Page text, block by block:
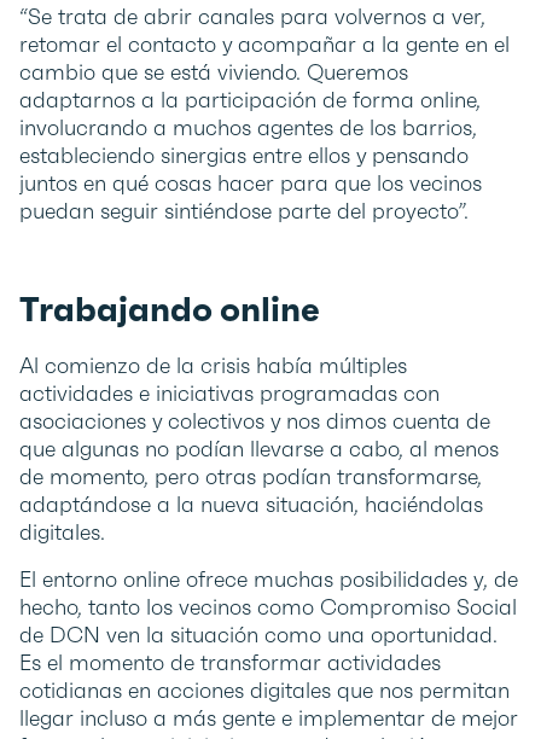
“Se trata de abrir canales para volvernos a ver,
retomar el contacto y acompañar a la gente en el
cambio que se está viviendo. Queremos
adaptarnos a la participación de forma online,
involucrando a muchos agentes de los barrios,
estableciendo sinergias entre ellos y pensando
juntos en qué cosas hacer para que los vecinos
puedan seguir sintiéndose parte del proyecto”.
Trabajando online
Al comienzo de la crisis había múltiples
actividades e iniciativas programadas con
asociaciones y colectivos y nos dimos cuenta de
que algunas no podían llevarse a cabo, al menos
de momento, pero otras podían transformarse,
adaptándose a la nueva situación, haciéndolas
digitales.
El entorno online ofrece muchas posibilidades y, de
hecho, tanto los vecinos como Compromiso Social
de DCN ven la situación como una oportunidad.
Es el momento de transformar actividades
cotidianas en acciones digitales que nos permitan
llegar incluso a más gente e implementar de mejor